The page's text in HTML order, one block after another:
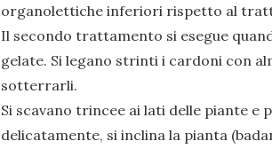
organolettiche inferiori rispetto al
Il secondo trattamento si esegue
gelate. Si legano strinti i cardoni con
sotterrarli.
Si scavano trincee ai lati delle piante
delicatamente, si inclina la pianta